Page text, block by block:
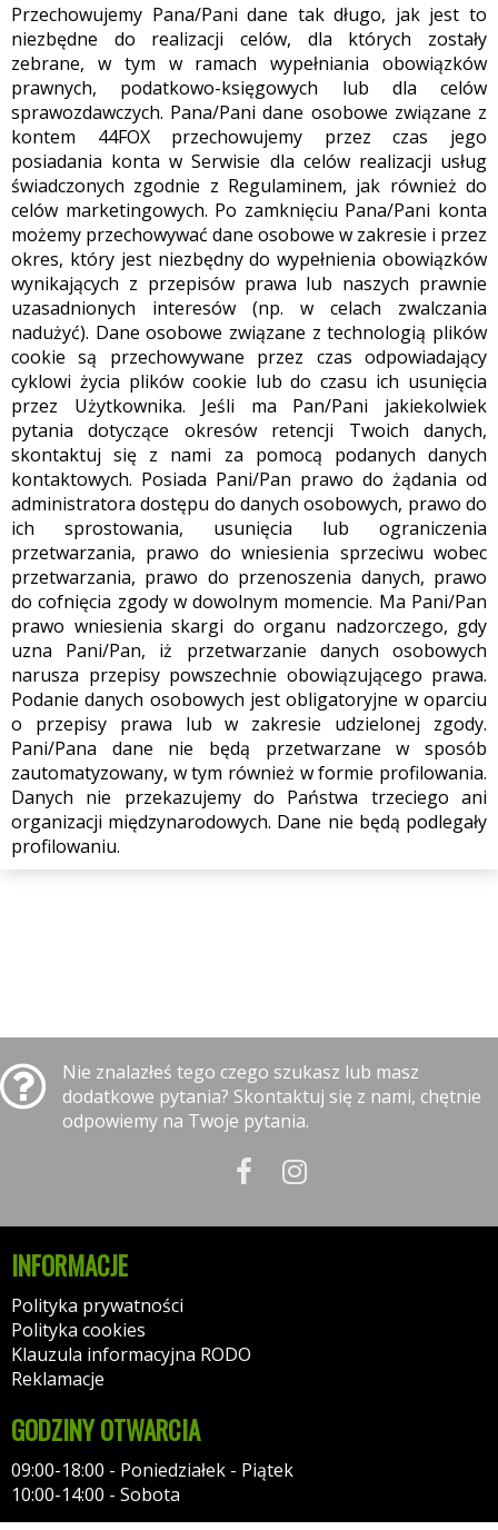
Przechowujemy Pana/Pani dane tak długo, jak jest to
niezbędne do realizacji celów, dla których zostały
zebrane, w tym w ramach wypełniania obowiązków
prawnych, podatkowo-księgowych lub dla celów
sprawozdawczych. Pana/Pani dane osobowe związane z
kontem 44FOX przechowujemy przez czas jego
posiadania konta w Serwisie dla celów realizacji usług
świadczonych zgodnie z Regulaminem, jak również do
celów marketingowych. Po zamknięciu Pana/Pani konta
możemy przechowywać dane osobowe w zakresie i przez
okres, który jest niezbędny do wypełnienia obowiązków
wynikających z przepisów prawa lub naszych prawnie
uzasadnionych interesów (np. w celach zwalczania
nadużyć). Dane osobowe związane z technologią plików
cookie są przechowywane przez czas odpowiadający
cyklowi życia plików cookie lub do czasu ich usunięcia
przez Użytkownika. Jeśli ma Pan/Pani jakiekolwiek
pytania dotyczące okresów retencji Twoich danych,
skontaktuj się z nami za pomocą podanych danych
kontaktowych. Posiada Pani/Pan prawo do żądania od
administratora dostępu do danych osobowych, prawo do
ich sprostowania, usunięcia lub ograniczenia
przetwarzania, prawo do wniesienia sprzeciwu wobec
przetwarzania, prawo do przenoszenia danych, prawo
do cofnięcia zgody w dowolnym momencie. Ma Pani/Pan
prawo wniesienia skargi do organu nadzorczego, gdy
uzna Pani/Pan, iż przetwarzanie danych osobowych
narusza przepisy powszechnie obowiązującego prawa.
Podanie danych osobowych jest obligatoryjne w oparciu
o przepisy prawa lub w zakresie udzielonej zgody.
Pani/Pana dane nie będą przetwarzane w sposób
zautomatyzowany, w tym również w formie profilowania.
Danych nie przekazujemy do Państwa trzeciego ani
organizacji międzynarodowych. Dane nie będą podlegały
profilowaniu.
Nie znalazłeś tego czego szukasz lub masz
dodatkowe pytania? Skontaktuj się z nami, chętnie
odpowiemy na Twoje pytania.
INFORMACJE
Polityka prywatności
Polityka cookies
Klauzula informacyjna RODO
Reklamacje
GODZINY OTWARCIA
09:00-18:00 - Poniedziałek - Piątek
10:00-14:00 - Sobota